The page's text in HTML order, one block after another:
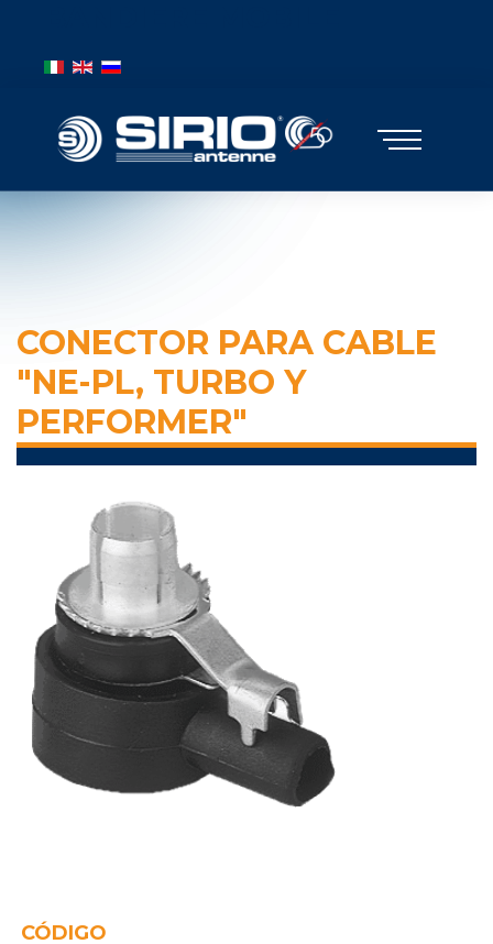
Seleccione su idioma
CONECTOR PARA CABLE
"NE-PL, TURBO Y
PERFORMER"
CÓDIGO